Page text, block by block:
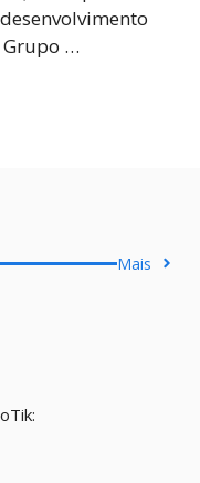
Grupo …
Mais